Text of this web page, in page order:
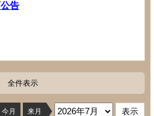
告
全件表示
今月 来月